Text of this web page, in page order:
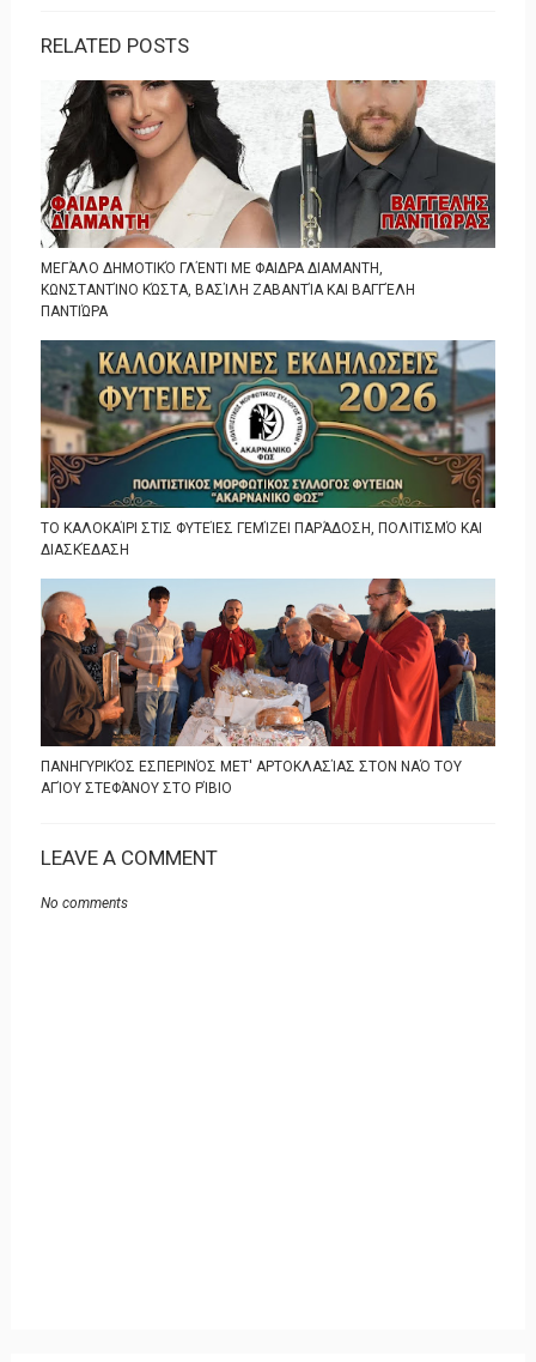
RELATED POSTS
ΜΕΓΆΛΟ ΔΗΜΟΤΙΚΌ ΓΛΈΝΤΙ ΜΕ ΦΑΙΔΡΑ ΔΙΑΜΑΝΤΗ,
ΚΩΝΣΤΑΝΤΊΝΟ ΚΏΣΤΑ, ΒΑΣΊΛΗ ΖΑΒΑΝΤΊΑ ΚΑΙ ΒΑΓΓΈΛΗ
ΠΑΝΤΙΏΡΑ
ΤΟ ΚΑΛΟΚΑΊΡΙ ΣΤΙΣ ΦΥΤΕΊΕΣ ΓΕΜΊΖΕΙ ΠΑΡΆΔΟΣΗ, ΠΟΛΙΤΙΣΜΌ ΚΑΙ
ΔΙΑΣΚΈΔΑΣΗ
ΠΑΝΗΓΥΡΙΚΌΣ ΕΣΠΕΡΙΝΌΣ ΜΕΤ' ΑΡΤΟΚΛΑΣΊΑΣ ΣΤΟΝ ΝΑΌ ΤΟΥ
ΑΓΊΟΥ ΣΤΕΦΆΝΟΥ ΣΤΟ ΡΊΒΙΟ
LEAVE A COMMENT
No comments